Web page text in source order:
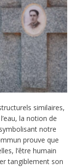
similaires,
la notion de
notre
prouve que
l’être humain
tangiblement son